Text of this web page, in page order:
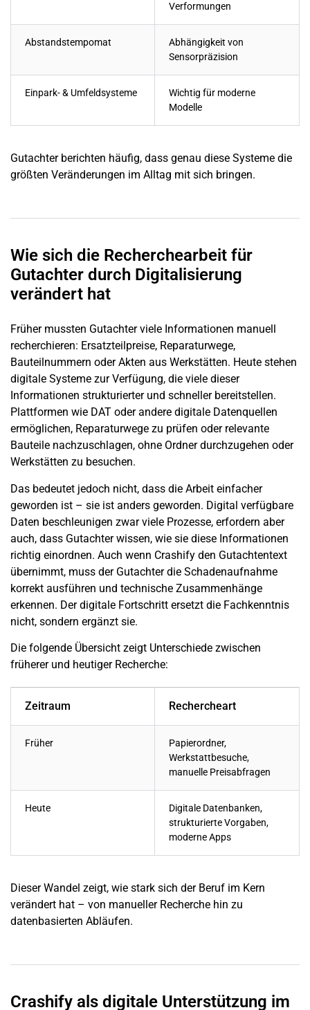
Verformungen
Abstandstempomat
Abhängigkeit von
Sensorpräzision
Einpark- & Umfeldsysteme
Wichtig für moderne
Modelle
Gutachter berichten häufig, dass genau diese Systeme die
größten Veränderungen im Alltag mit sich bringen.
Wie sich die Recherchearbeit für
Gutachter durch Digitalisierung
verändert hat
Früher mussten Gutachter viele Informationen manuell
recherchieren: Ersatzteilpreise, Reparaturwege,
Bauteilnummern oder Akten aus Werkstätten. Heute stehen
digitale Systeme zur Verfügung, die viele dieser
Informationen strukturierter und schneller bereitstellen.
Plattformen wie DAT oder andere digitale Datenquellen
ermöglichen, Reparaturwege zu prüfen oder relevante
Bauteile nachzuschlagen, ohne Ordner durchzugehen oder
Werkstätten zu besuchen.
Das bedeutet jedoch nicht, dass die Arbeit einfacher
geworden ist – sie ist anders geworden. Digital verfügbare
Daten beschleunigen zwar viele Prozesse, erfordern aber
auch, dass Gutachter wissen, wie sie diese Informationen
richtig einordnen. Auch wenn Crashify den Gutachtentext
übernimmt, muss der Gutachter die Schadenaufnahme
korrekt ausführen und technische Zusammenhänge
erkennen. Der digitale Fortschritt ersetzt die Fachkenntnis
nicht, sondern ergänzt sie.
Die folgende Übersicht zeigt Unterschiede zwischen
früherer und heutiger Recherche:
Zeitraum Rechercheart
Früher
Papierordner,
Werkstattbesuche,
manuelle Preisabfragen
Heute
Digitale Datenbanken,
strukturierte Vorgaben,
moderne Apps
Dieser Wandel zeigt, wie stark sich der Beruf im Kern
verändert hat – von manueller Recherche hin zu
datenbasierten Abläufen.
Crashify als digitale Unterstützung im